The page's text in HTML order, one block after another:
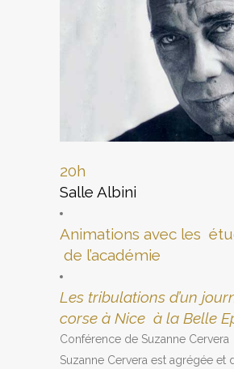
20h
Salle Albini
Animations avec les
de l’académie
Les tribulations d’un
corse à Nice à la Belle
Conférence de Suzanne Cervera
Suzanne Cervera est agrégée et